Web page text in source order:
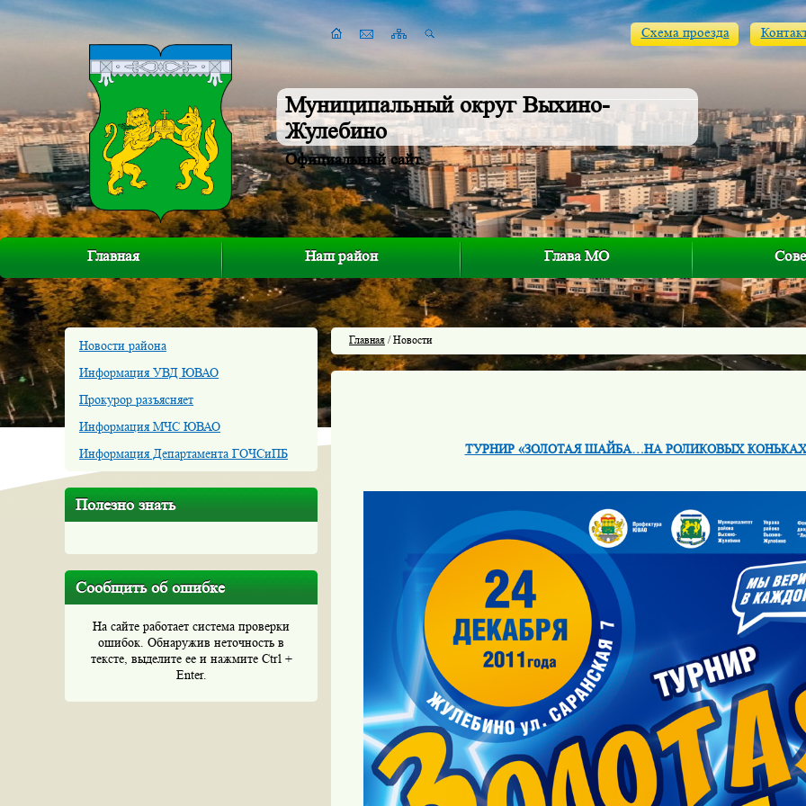
Муниципальный округ Выхино-
Жулебино
Официальный сайт
Схема проезда
Главная Наш район Глава МО
Новости района
Информация УВД ЮВАО
Прокурор разъясняет
Информация МЧС ЮВАО
Информация Департамента ГОЧСиПБ
Полезно знать
Сообщить об ошибке
На сайте работает система проверки
ошибок. Обнаружив неточность в
тексте, выделите ее и нажмите Ctrl +
Enter.
Главная / Новости
ТУРНИР «ЗОЛОТАЯ ШАЙБА…НА РОЛИКОВЫХ